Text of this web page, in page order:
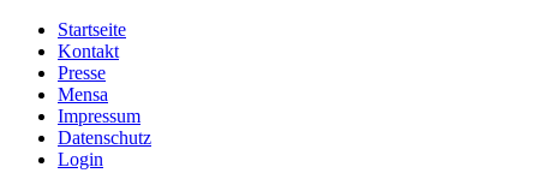
Startseite
Kontakt
Presse
Mensa
Impressum
Datenschutz
Login